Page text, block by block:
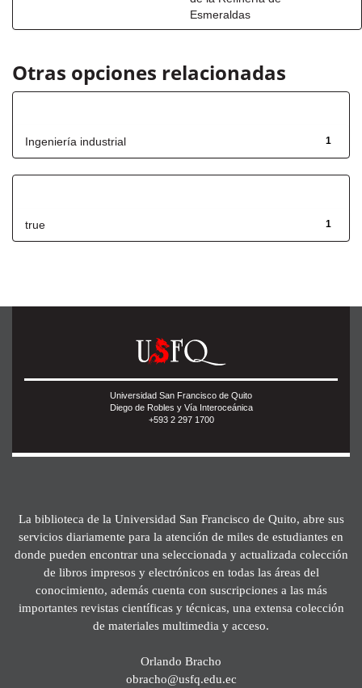
Esmeraldas
Otras opciones relacionadas
1
Ingeniería industrial
1
true
Universidad San Francisco de Quito
Diego de Robles y Vía Interoceánica
+593 2 297 1700
La biblioteca de la Universidad San Francisco de Quito, abre sus
servicios diariamente para la atención de miles de estudiantes en
donde pueden encontrar una seleccionada y actualizada colección
de libros impresos y electrónicos en todas las áreas del
conocimiento, además cuenta con suscripciones a las más
importantes revistas científicas y técnicas, una extensa colección
de materiales multimedia y acceso.
Orlando Bracho
obracho@usfq.edu.ec